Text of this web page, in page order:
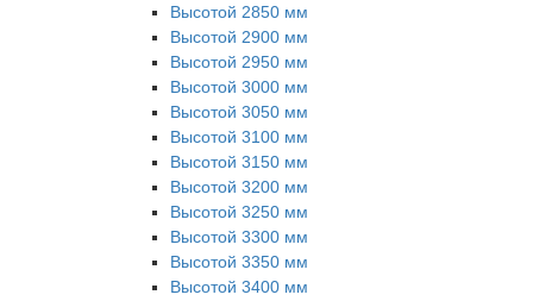
Высотой 2850 мм
Высотой 2900 мм
Высотой 2950 мм
Высотой 3000 мм
Высотой 3050 мм
Высотой 3100 мм
Высотой 3150 мм
Высотой 3200 мм
Высотой 3250 мм
Высотой 3300 мм
Высотой 3350 мм
Высотой 3400 мм